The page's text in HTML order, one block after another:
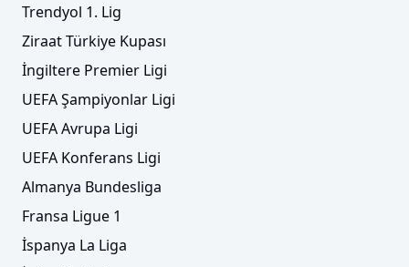
Trendyol 1. Lig
Ziraat Türkiye Kupası
İngiltere Premier Ligi
UEFA Şampiyonlar Ligi
UEFA Avrupa Ligi
UEFA Konferans Ligi
Almanya Bundesliga
Fransa Ligue 1
İspanya La Liga